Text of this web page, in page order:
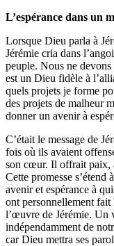
L’espérance dans un
Lorsque Dieu parla à
Jérémie cria dans
peuple. Nous ne
est un Dieu fidèle à
quels projets je forme
des projets de malheur
donner un avenir à
C’était le message de
fois où ils avaient
son cœur. Il offrait paix,
Cette promesse
avenir et espérance à
ont personnellement fait
l’œuvre de Jérémie. Un
indépendamment de
car Dieu mettra ses